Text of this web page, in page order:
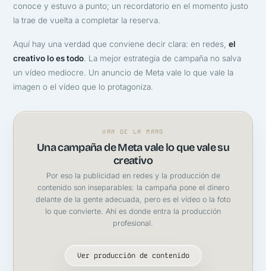
conoce y estuvo a punto; un recordatorio en el momento justo
la trae de vuelta a completar la reserva.
Aquí hay una verdad que conviene decir clara: en redes,el
creativo lo es todo . La mejor estrategia de campaña no salva
un vídeo mediocre. Un anuncio de Meta vale lo que vale la
imagen o el vídeo que lo protagoniza.
VAN DE LA MANO
Una campaña de Meta vale lo que vale su
creativo
Por eso la publicidad en redes y la producción de
contenido son inseparables: la campaña pone el dinero
delante de la gente adecuada, pero es el vídeo o la foto
lo que convierte. Ahí es donde entra la producción
profesional.
Ver producción de contenido